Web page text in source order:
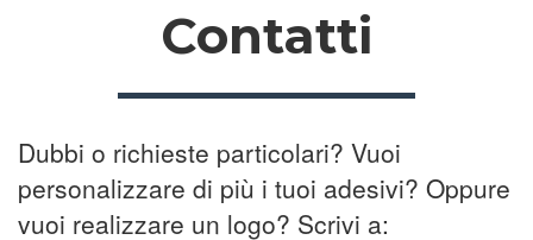
Contatti
Dubbi o richieste particolari? Vuoi
personalizzare di più i tuoi adesivi? Oppure
vuoi realizzare un logo? Scrivi a: